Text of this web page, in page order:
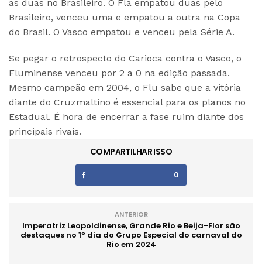
as duas no Brasileiro. O Fla empatou duas pelo
Brasileiro, venceu uma e empatou a outra na Copa
do Brasil. O Vasco empatou e venceu pela Série A.
Se pegar o retrospecto do Carioca contra o Vasco, o
Fluminense venceu por 2 a 0 na edição passada.
Mesmo campeão em 2004, o Flu sabe que a vitória
diante do Cruzmaltino é essencial para os planos no
Estadual. É hora de encerrar a fase ruim diante dos
principais rivais.
COMPARTILHAR ISSO
0
ANTERIOR
Imperatriz Leopoldinense, Grande Rio e Beija-Flor são
destaques no 1º dia do Grupo Especial do carnaval do
Rio em 2024